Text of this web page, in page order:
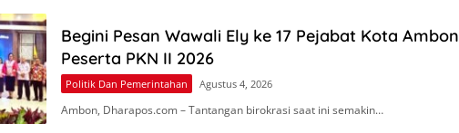
Begini Pesan Wawali Ely ke 17 Pejabat Kota Ambon
Peserta PKN II 2026
Politik Dan Pemerintahan Agustus 4, 2026
Ambon, Dharapos.com – Tantangan birokrasi saat ini semakin…